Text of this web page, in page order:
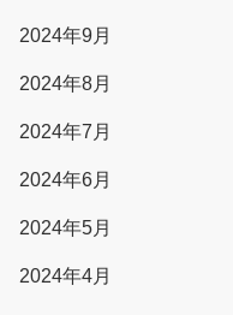
2024年9月
2024年8月
2024年7月
2024年6月
2024年5月
2024年4月